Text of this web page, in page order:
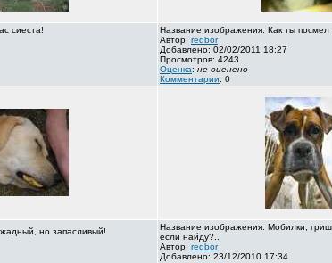
сиеста!
Название изображения: Как ты
Автор: redbor
Добавлено: 02/02/2011 18:27
Просмотров: 4243
Оценка: не оценено
Комментарии: 0
но запасливый!
Название изображения: Мобилки,
если найду?..
Автор: redbor
Добавлено: 23/12/2010 17:34